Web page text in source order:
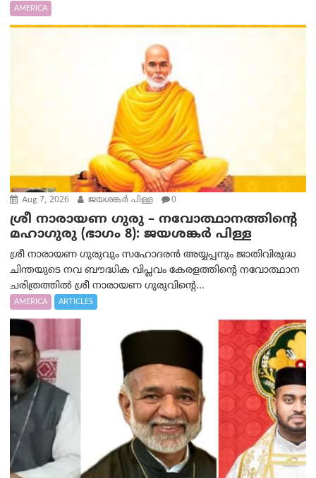
AMERICA
Aug 7, 2026 ജയശങ്കര്‍ പിള്ള 0
ശ്രീ നാരായണ ഗുരു – നവോത്ഥാനത്തിന്റെ
മഹാഗുരു (ഭാഗം 8): ജയശങ്കര്‍ പിള്ള
ശ്രീ നാരായണ ഗുരുവും സഹോദരൻ അയ്യപ്പനും ജാതിവിരുദ്ധ
ചിന്തയുടെ നവ ബൗദ്ധിക വിപ്ലവം കേരളത്തിന്റെ നവോത്ഥാന
ചരിത്രത്തിൽ ശ്രീ നാരായണ ഗുരുവിന്റെ...
AMERICA ARTICLES